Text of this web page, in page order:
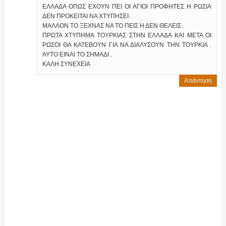
ΕΛΛΑΔΑ ΟΠΩΣ ΕΧΟΥΝ ΠΕΙ ΟΙ ΑΓΙΟΙ ΠΡΟΦΗΤΕΣ Η ΡΩΣΙΑ
ΔΕΝ ΠΡΟΚΕΙΤΑΙ ΝΑ ΧΤΥΠΗΣΕΙ .
ΜΑΛΛΟΝ ΤΟ ΞΕΧΝΑΣ ΝΑ ΤΟ ΠΕΙΣ Η ΔΕΝ ΘΕΛΕΙΣ .
ΠΡΩΤΑ ΧΤΥΠΗΜΑ ΤΟΥΡΚΙΑΣ ΣΤΗΝ ΕΛΛΑΔΑ ΚΑΙ ΜΕΤΑ ΟΙ
ΡΩΣΟΙ ΘΑ ΚΑΤΕΒΟΥΝ ΓΙΑ ΝΑ ΔΙΑΛΥΣΟΥΝ ΤΗΝ ΤΟΥΡΚΙΑ .
ΑΥΤΟ ΕΙΝΑΙ ΤΟ ΣΗΜΑΔΙ .
ΚΑΛΗ ΣΥΝΕΧΕΙΑ
Απάντηση